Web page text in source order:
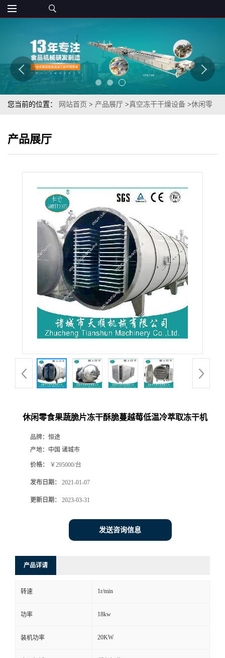
您当前的位置： 网站首页 > 产品展厅 >真空冻干干燥设备 >休闲零
产品展厅
休闲零食果蔬脆片冻干酥脆蔓越莓低温冷萃取冻干机
品牌： 恒途
产地： 中国 诸城市
价格： ￥295000/台
发布日期： 2021-01-07
更新日期： 2023-03-31
发送咨询信息
产品详请
转速 1r/min
功率 18kw
装机功率 20KW